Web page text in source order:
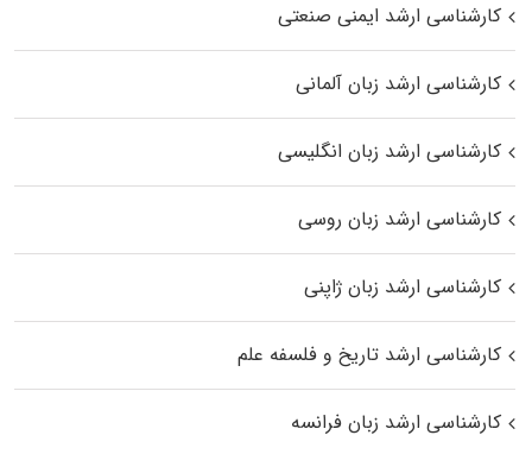
کارشناسی ارشد ایمنی صنعتی
کارشناسی ارشد زبان آلمانی
کارشناسی ارشد زبان انگلیسی
کارشناسی ارشد زبان روسی
کارشناسی ارشد زبان ژاپنی
کارشناسی ارشد تاریخ و فلسفه علم
کارشناسی ارشد زبان فرانسه